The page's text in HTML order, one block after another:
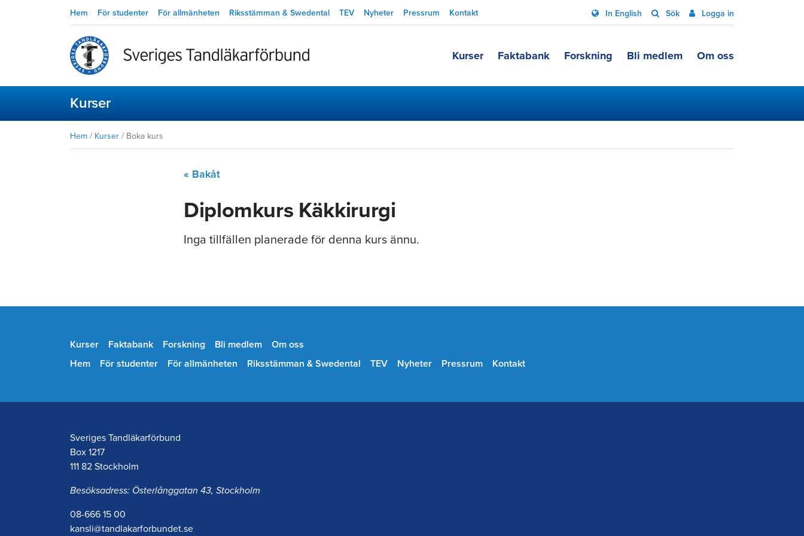
Hem För studenter För allmänheten Riksstämman & Swedental TEV Nyheter Pressrum Kontakt In English Sök Logga in
Kurser Faktabank Forskning Bli medlem Om oss
Kurser
Hem / Kurser / Boka kurs
« Bakåt
Diplomkurs Käkkirurgi
Inga tillfällen planerade för denna kurs ännu.
Kurser Faktabank Forskning Bli medlem
Om oss
Hem
För studenter För allmänheten Riksstämman & Swedental TEV Nyheter Pressrum Kontakt
Sveriges Tandläkarförbund
Box 1217
111 82 Stockholm
Besöksadress: Österlånggatan 43, Stockholm
08-666 15 00
kansli@tandlakarforbundet.se